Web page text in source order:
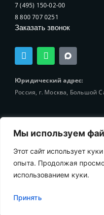
Мы используем
Этот сайт использует
опыта. Продолжая
использованием куки.
Принять
7 (495) 150-02-00
8 800 707 0251
Заказать звонок
T
e
l
e
g
r
W
h
a
t
s
a
Юридический адрес:
Россия, г. Москва, Большой
© 2002-2025